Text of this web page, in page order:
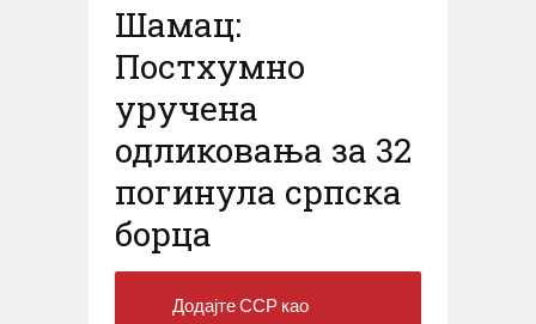
Шамац:
Постхумно
уручена
одликовања за 32
погинула српска
борца
Додајте ССР као